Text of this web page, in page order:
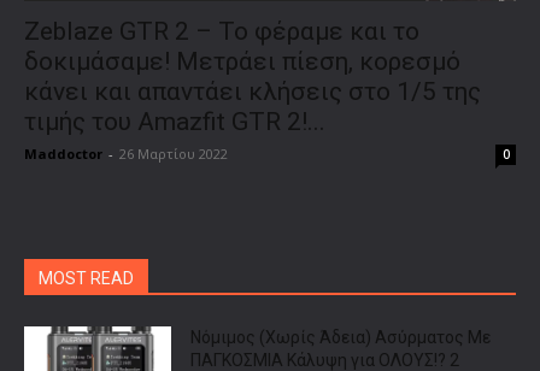
Zeblaze GTR 2 – Το φέραμε και το
δοκιμάσαμε! Μετράει πίεση, κορεσμό
κάνει και απαντάει κλήσεις στο 1/5 της
τιμής του Amazfit GTR 2!...
Maddoctor - 26 Μαρτίου 2022 0
MOST READ
Νόμιμος (Χωρίς Άδεια) Ασύρματος Με
ΠΑΓΚΟΣΜΙΑ Κάλυψη για ΟΛΟΥΣ!? 2